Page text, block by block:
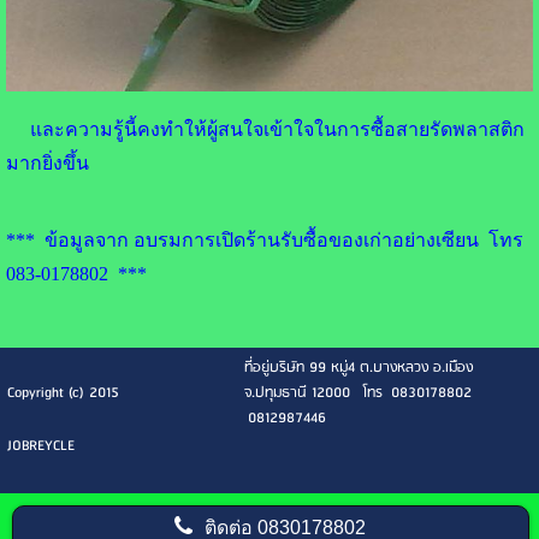
และความรู้นี้คงทำให้ผู้สนใจเข้าใจในการซื้อสายรัดพลาสติก
มากยิ่งขึ้น
*** ข้อมูลจาก อบรมการเปิดร้านรับซื้อของเก่าอย่างเซียน โทร
083-0178802 ***
Copyright (c) 2015
ที่อยู่บริษัท 99 หมู่4 ต.บางหลวง อ.เมือง
จ.ปทุมธานี 12000 โทร 0830178802
0812987446
JOBREYCLE
ติดต่อ0830178802